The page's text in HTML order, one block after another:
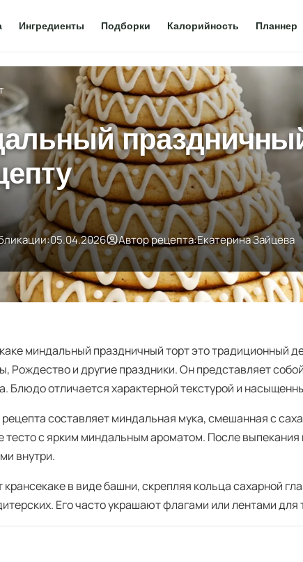
Ингредиенты Подборки Калорийность Планнер
05.04.2026 Автор рецепта:Екатерина Зайцева
миндальный праздничный торт это традиционный
Рождество и другие праздники. Он представляет
Блюдо отличается характерной текстурой и
составляет миндальная мука, смешанная с
тесто с ярким миндальным ароматом. После
внутри.
в виде башни, скрепляя кольца сахарной
Его часто украшают флагами или лентами